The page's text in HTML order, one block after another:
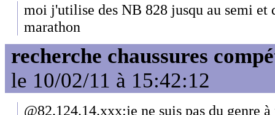
moi j'utilise des NB 828 jusqu au semi et
marathon
recherche chaussures
le 10/02/11 à 15:42:12
@82.124.14.xxx:je ne suis pas du genre